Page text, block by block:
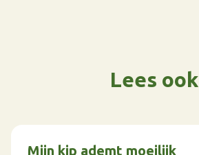
Lees ook
Mijn kip ademt moeilijk